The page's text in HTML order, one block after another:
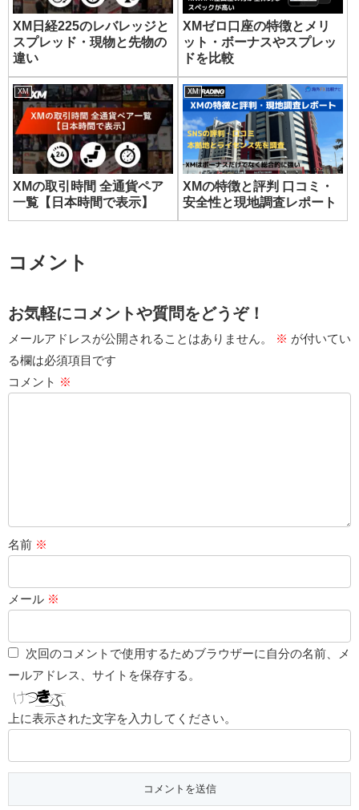
XM日経225のレバレッジと
スプレッド・現物と先物の
違い
XMゼロ口座の特徴とメリ
ット・ボーナスやスプレッ
ドを比較
XM
XMの取引時間 全通貨ペア
一覧【日本時間で表示】
XM
XMの特徴と評判 口コミ・
安全性と現地調査レポート
コメント
お気軽にコメントや質問をどうぞ！
メールアドレスが公開されることはありません。 ※ が付いてい
る欄は必須項目です
コメント ※
名前 ※
メール ※
次回のコメントで使用するためブラウザーに自分の名前、メ
ールアドレス、サイトを保存する。
上に表示された文字を入力してください。